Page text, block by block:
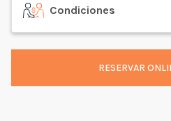
Condiciones
RESERVAR